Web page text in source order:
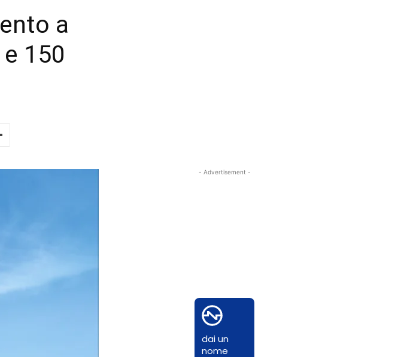
a
150
- Advertisement -